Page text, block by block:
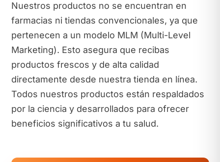
Nuestros productos no se encuentran en
farmacias ni tiendas convencionales, ya que
pertenecen a un modelo MLM (Multi-Level
Marketing). Esto asegura que recibas
productos frescos y de alta calidad
directamente desde nuestra tienda en línea.
Todos nuestros productos están respaldados
por la ciencia y desarrollados para ofrecer
beneficios significativos a tu salud.